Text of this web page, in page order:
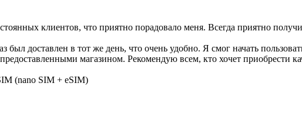
клиентов, что приятно порадовало меня. Всегда приятно
был доставлен в тот же день, что очень удобно. Я смог начать
магазином. Рекомендую всем, кто хочет приобрести
(nano SIM + eSIM)